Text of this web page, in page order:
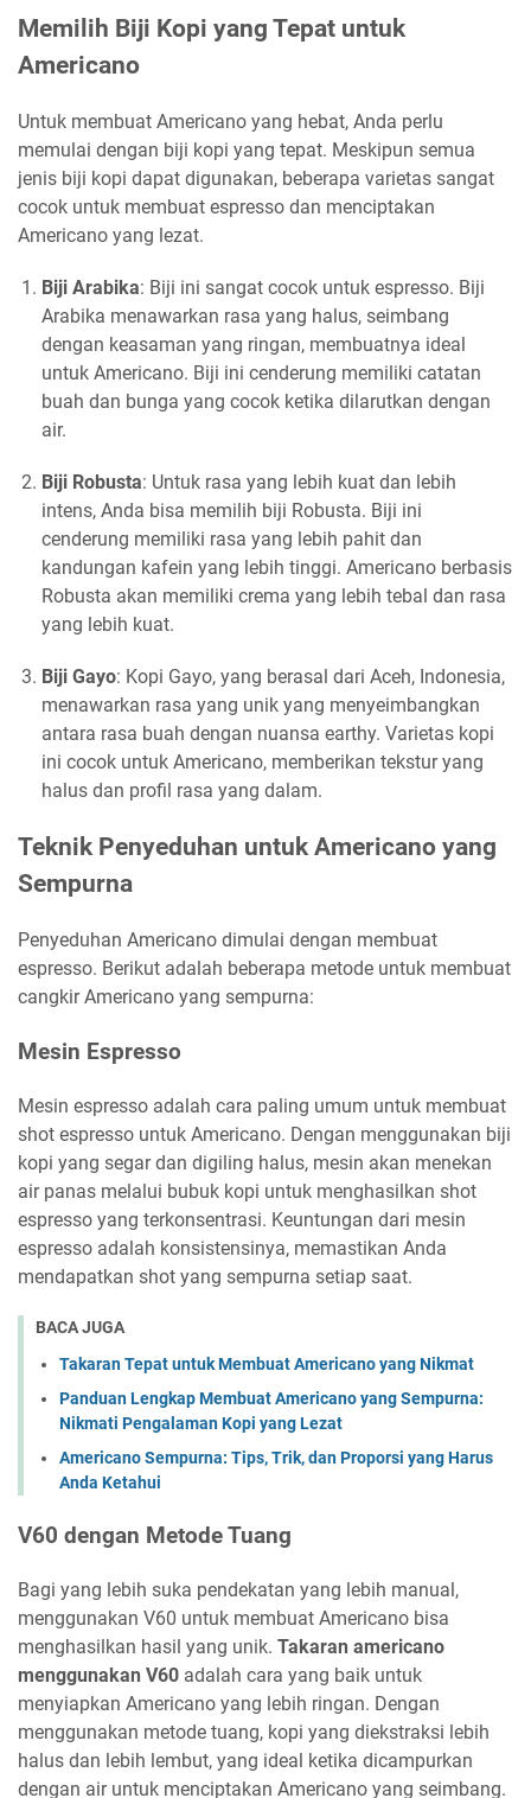
Memilih Biji Kopi yang Tepat untuk
Americano
Untuk membuat Americano yang hebat, Anda perlu
memulai dengan biji kopi yang tepat. Meskipun semua
jenis biji kopi dapat digunakan, beberapa varietas sangat
cocok untuk membuat espresso dan menciptakan
Americano yang lezat.
Biji Arabika: Biji ini sangat cocok untuk espresso. Biji
Arabika menawarkan rasa yang halus, seimbang
dengan keasaman yang ringan, membuatnya ideal
untuk Americano. Biji ini cenderung memiliki catatan
buah dan bunga yang cocok ketika dilarutkan dengan
air.
Biji Robusta: Untuk rasa yang lebih kuat dan lebih
intens, Anda bisa memilih biji Robusta. Biji ini
cenderung memiliki rasa yang lebih pahit dan
kandungan kafein yang lebih tinggi. Americano berbasis
Robusta akan memiliki crema yang lebih tebal dan rasa
yang lebih kuat.
Biji Gayo: Kopi Gayo, yang berasal dari Aceh, Indonesia,
menawarkan rasa yang unik yang menyeimbangkan
antara rasa buah dengan nuansa earthy. Varietas kopi
ini cocok untuk Americano, memberikan tekstur yang
halus dan profil rasa yang dalam.
Teknik Penyeduhan untuk Americano yang
Sempurna
Penyeduhan Americano dimulai dengan membuat
espresso. Berikut adalah beberapa metode untuk membuat
cangkir Americano yang sempurna:
Mesin Espresso
Mesin espresso adalah cara paling umum untuk membuat
shot espresso untuk Americano. Dengan menggunakan biji
kopi yang segar dan digiling halus, mesin akan menekan
air panas melalui bubuk kopi untuk menghasilkan shot
espresso yang terkonsentrasi. Keuntungan dari mesin
espresso adalah konsistensinya, memastikan Anda
mendapatkan shot yang sempurna setiap saat.
BACA JUGA
Takaran Tepat untuk Membuat Americano yang Nikmat
Panduan Lengkap Membuat Americano yang Sempurna:
Nikmati Pengalaman Kopi yang Lezat
Americano Sempurna: Tips, Trik, dan Proporsi yang Harus
Anda Ketahui
V60 dengan Metode Tuang
Bagi yang lebih suka pendekatan yang lebih manual,
menggunakan V60 untuk membuat Americano bisa
menghasilkan hasil yang unik. Takaran americano
menggunakan V60 adalah cara yang baik untuk
menyiapkan Americano yang lebih ringan. Dengan
menggunakan metode tuang, kopi yang diekstraksi lebih
halus dan lebih lembut, yang ideal ketika dicampurkan
dengan air untuk menciptakan Americano yang seimbang.